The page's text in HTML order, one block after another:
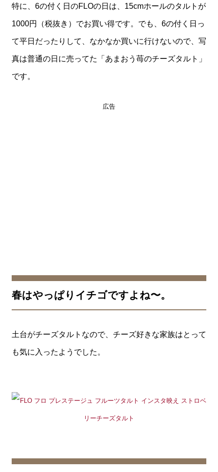
特に、6の付く日のFLOの日は、15cmホールのタルトが
1000円（税抜き）でお買い得です。でも、6の付く日っ
て平日だったりして、なかなか買いに行けないので、写
真は普通の日に売ってた「あまおう苺のチーズタルト」
です。
広告
春はやっぱりイチゴですよね〜。
土台がチーズタルトなので、チーズ好きな家族はとって
も気に入ったようでした。